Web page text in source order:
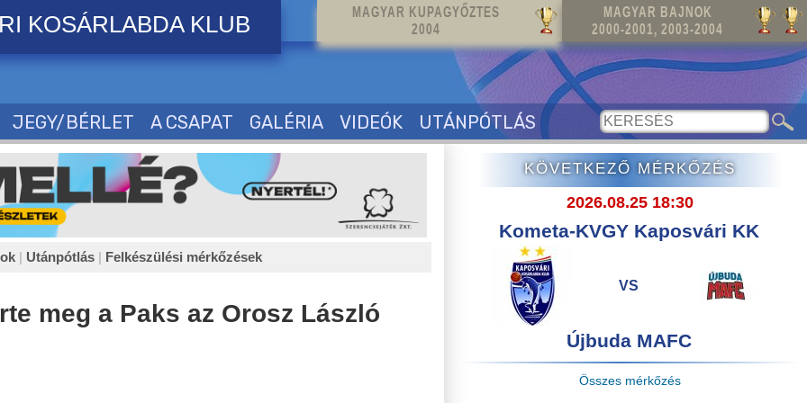
MAGYAR KUPAGYŐZTES
2004
MAGYAR BAJNOK
2000-2001, 2003-2004
KOSÁRLABDA KLUB
JEGY/BÉRLET A CSAPAT GALÉRIA VIDEÓK UTÁNPÓTLÁS
| Utánpótlás | Felkészülési mérkőzések
meg a Paks az Orosz László
KÖVETKEZŐ MÉRKŐZÉS
2026.08.25 18:30
Kometa-KVGY Kaposvári KK
VS
Újbuda MAFC
Összes mérkőzés